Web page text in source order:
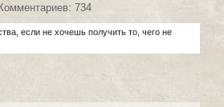
Комментариев: 734
если не хочешь получить то, чего не